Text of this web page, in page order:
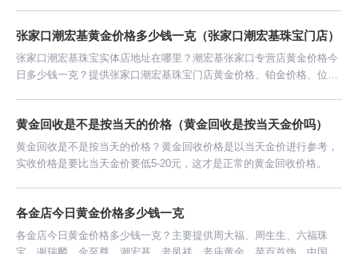
张家口潮宏基黄金价格多少钱一克（张家口潮宏基珠宝门店）
张家口潮宏基珠宝实体店地址在哪里？潮宏基张家口专营店黄金价格今
日多少钱一克？提供张家口潮宏基珠宝门店黄金价格、铂金价格、位
黄金回收是不是按当天的价格（黄金回收是按当天金价吗）
黄金回收是不是按当天的价格？黄金回收价格是以当天金价进行参考，
实收价格是要比当天金价要低5-20元，这才是正常的黄金回收价格。
各金店今日黄金价格多少钱一克
各金店今日黄金价格多少钱一克？主要提供周大福、周生生、六福珠